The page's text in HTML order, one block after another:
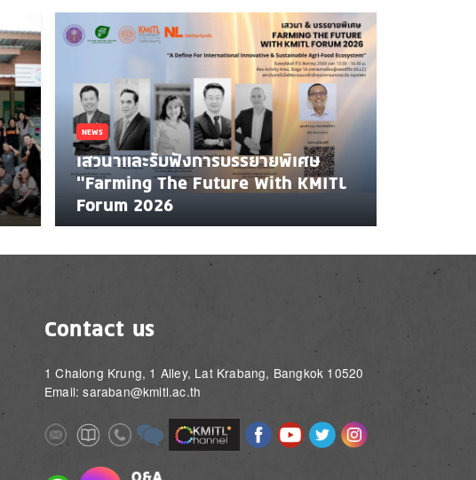
NEWS
เสวนาและรับฟังการบรรยายพิเศษ
"Farming The Future With KMITL
Forum 2026
Contact us
1 Chalong Krung, 1 Alley, Lat Krabang, Bangkok 10520
Email: saraban@kmitl.ac.th
ImageImageImageImage Image ImageImageImageImage
Image